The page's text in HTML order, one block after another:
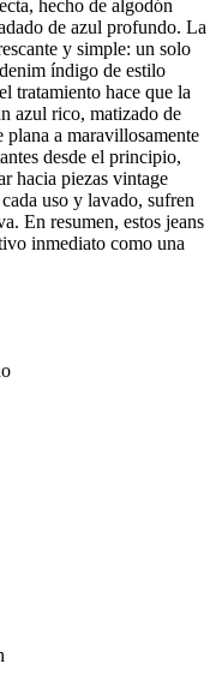
hecho de algodón
de azul profundo. La
y simple: un solo
índigo de estilo
tratamiento hace que la
azul rico, matizado de
a maravillosamente
desde el principio,
hacia piezas vintage
uso y lavado, sufren
En resumen, estos jeans
inmediato como una